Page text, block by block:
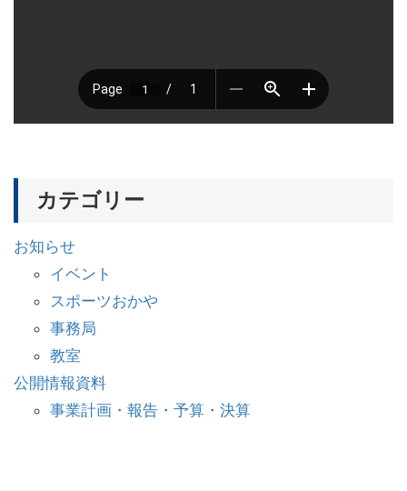
カテゴリー
お知らせ
イベント
スポーツおかや
事務局
教室
公開情報資料
事業計画・報告・予算・決算